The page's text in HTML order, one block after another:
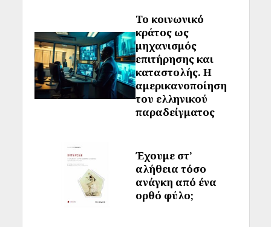
Το κοινωνικό
κράτος ως
μηχανισμός
επιτήρησης και
καταστολής. Η
αμερικανοποίηση
του ελληνικού
παραδείγματος
Έχουμε στ’
αλήθεια τόσο
ανάγκη από ένα
ορθό φύλο;